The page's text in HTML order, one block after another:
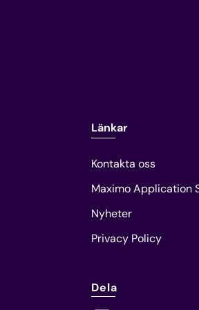
Länkar
Kontakta oss
Maximo Application
Nyheter
Privacy Policy
Dela